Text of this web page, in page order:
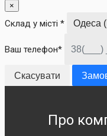
×
Склад у місті *
Ваш телефон*
Скасувати
Про